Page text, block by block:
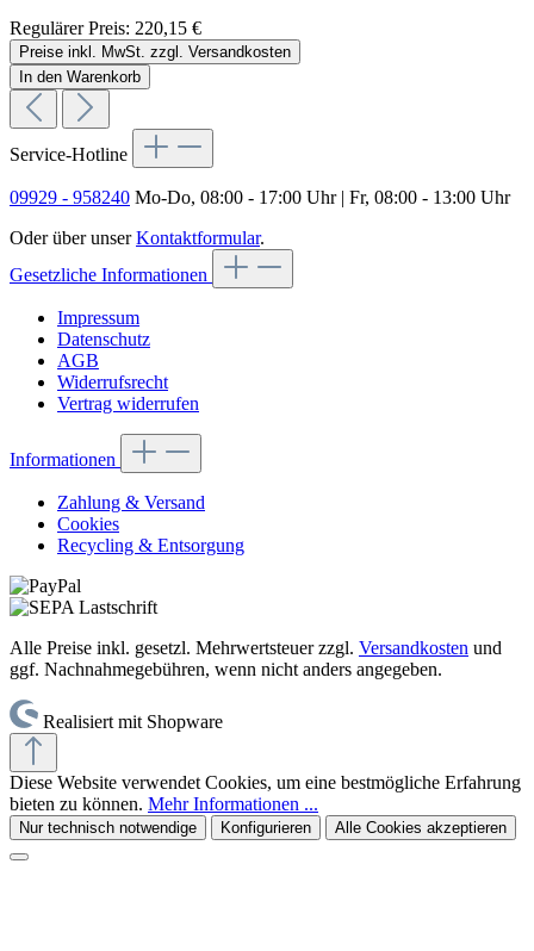
Regulärer Preis: 220,15 €
Preise inkl. MwSt. zzgl. Versandkosten
In den Warenkorb
Service-Hotline
09929 - 958240 Mo-Do, 08:00 - 17:00 Uhr | Fr, 08:00 - 13:00 Uhr
Oder über unserKontaktformular.
Gesetzliche Informationen
Impressum
Datenschutz
AGB
Widerrufsrecht
Vertrag widerrufen
Informationen
Zahlung & Versand
Cookies
Recycling & Entsorgung
Alle Preise inkl. gesetzl. Mehrwertsteuer zzgl. Versandkosten und
ggf. Nachnahmegebühren, wenn nicht anders angegeben.
Realisiert mit Shopware
Diese Website verwendet Cookies, um eine bestmögliche Erfahrung
bieten zu können. Mehr Informationen ...
Nur technisch notwendige Konfigurieren Alle Cookies akzeptieren